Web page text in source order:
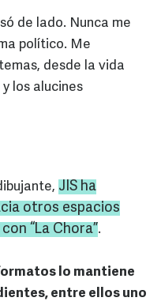
de lado. Nunca me
político. Me
desde la vida
los alucines
JIS ha
otros espacios
“La Chora”.
lo mantiene
entre ellos uno